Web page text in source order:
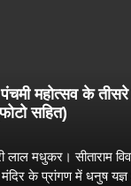
पंचमी महोत्सव के
सहित)
लाल मधुकर। सीताराम
के प्रांगण में धनुष यज्ञ